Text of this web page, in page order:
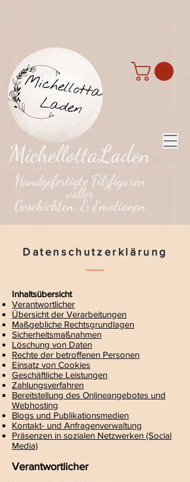
MichellottaLaden
Handgefertigte Filzfiguren
voller
Geschichten & Emotionen
Datenschutzerklärung
Inhaltsübersicht
Verantwortlicher
Übersicht der Verarbeitungen
Maßgebliche Rechtsgrundlagen
Sicherheitsmaßnahmen
Löschung von Daten
Rechte der betroffenen Personen
Einsatz von Cookies
Geschäftliche Leistungen
Zahlungsverfahren
Bereitstellung des Onlineangebotes und
Webhosting
Blogs und Publikationsmedien
Kontakt- und Anfragenverwaltung
Präsenzen in sozialen Netzwerken (Social
Media)
Verantwortlicher